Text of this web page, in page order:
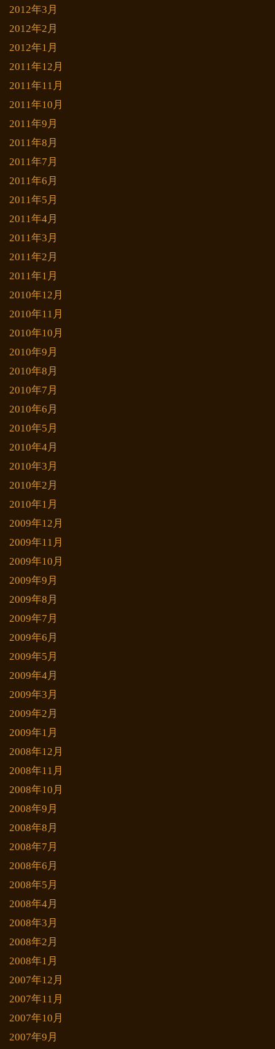
2012年3月
2012年2月
2012年1月
2011年12月
2011年11月
2011年10月
2011年9月
2011年8月
2011年7月
2011年6月
2011年5月
2011年4月
2011年3月
2011年2月
2011年1月
2010年12月
2010年11月
2010年10月
2010年9月
2010年8月
2010年7月
2010年6月
2010年5月
2010年4月
2010年3月
2010年2月
2010年1月
2009年12月
2009年11月
2009年10月
2009年9月
2009年8月
2009年7月
2009年6月
2009年5月
2009年4月
2009年3月
2009年2月
2009年1月
2008年12月
2008年11月
2008年10月
2008年9月
2008年8月
2008年7月
2008年6月
2008年5月
2008年4月
2008年3月
2008年2月
2008年1月
2007年12月
2007年11月
2007年10月
2007年9月